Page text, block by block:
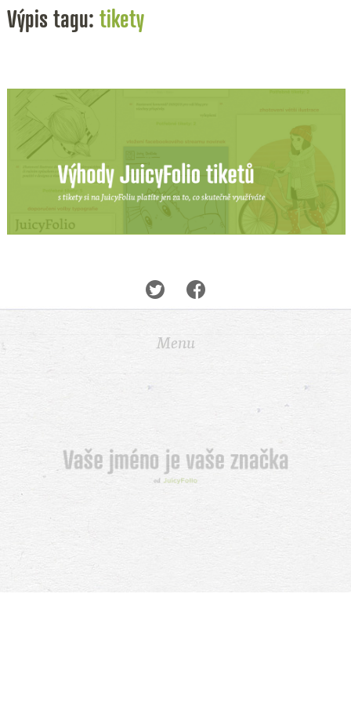
Menu
Výpis tagu: tikety